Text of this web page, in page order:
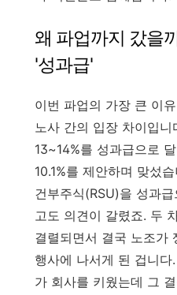
왜 파업까지 갔을
'성과급'
이번 파업의 가장 큰 이
노사 간의 입장 차이입
13~14%를 성과급으로
10.1%를 제안하며 맞섰
건부주식(RSU)을 성과
고도 의견이 갈렸죠. 두
결렬되면서 결국 노조가
행사에 나서게 된 겁니
가 회사를 키웠는데 그